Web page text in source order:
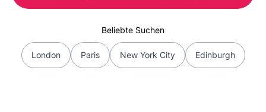
Beliebte Suchen
London Paris New York City Edinburgh